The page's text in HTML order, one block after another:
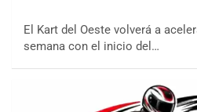
El Kart del Oeste volverá a
semana con el inicio del…